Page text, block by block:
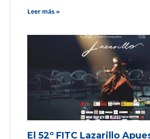
Leer más »
El 52º FITC Lazarillo